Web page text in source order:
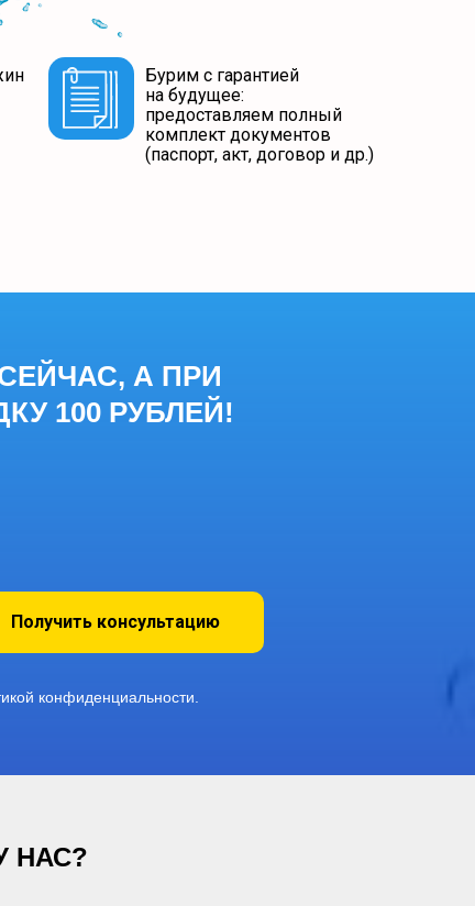
Бурим с гарантией
на будущее:
предоставляем полный
комплект документов
(паспорт, акт, договор и др.)
А ПРИ
100 РУБЛЕЙ!
Получить консультацию
конфиденциальности.
НАС?